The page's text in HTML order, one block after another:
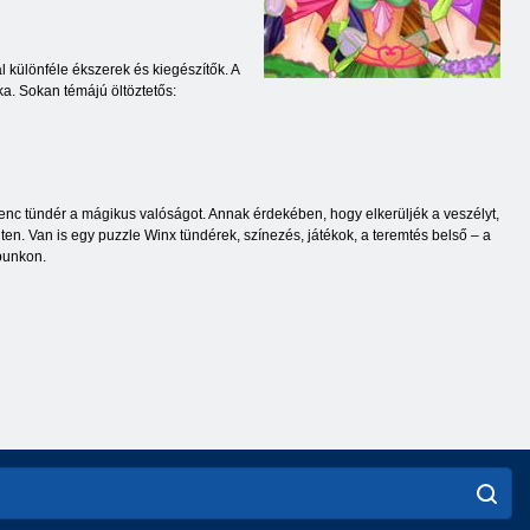
különféle ékszerek és kiegészítők. A
Sokan témájú öltöztetős:
tündér a mágikus valóságot. Annak érdekében, hogy elkerüljék a veszélyt,
Van is egy puzzle Winx tündérek, színezés, játékok, a teremtés belső – a